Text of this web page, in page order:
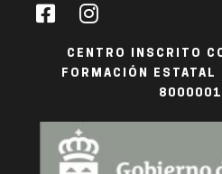
CENTRO INSCRITO
FORMACIÓN